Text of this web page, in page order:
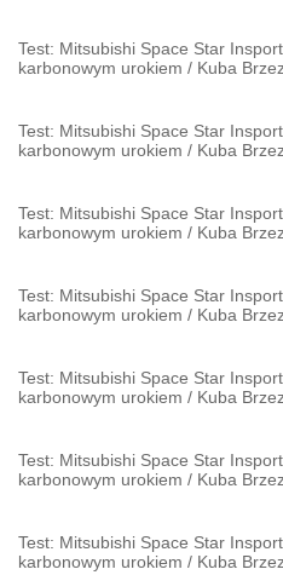
Test: Mitsubishi Space Star
karbonowym urokiem / Kuba
Test: Mitsubishi Space Star
karbonowym urokiem / Kuba
Test: Mitsubishi Space Star
karbonowym urokiem / Kuba
Test: Mitsubishi Space Star
karbonowym urokiem / Kuba
Test: Mitsubishi Space Star
karbonowym urokiem / Kuba
Test: Mitsubishi Space Star
karbonowym urokiem / Kuba
Test: Mitsubishi Space Star
karbonowym urokiem / Kuba